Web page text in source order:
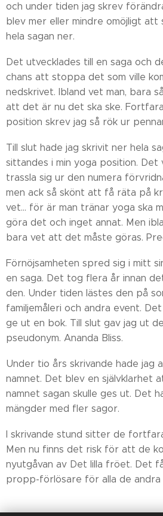
och under tiden jag skrev
blev mer eller mindre omöjligt att
hela sagan ner.
Det utvecklades till en saga och
chans att stoppa det som ville
nedskrivet. Ibland vet man, bara
att det är nu det ska ske.
position skrev jag så rök ur
Till slut hade jag skrivit ner hela
sittandes i min yoga position.
trassla sig ur den numera
men ack så skönt att få räta på
vet... för är man tränar yoga ska
göra det och inget annat. Men
bara vet att det måste göras.
Förnöjsamheten spred sig i mitt
en saga. Det tog flera år innan
den. Under tiden lästes den på
familjemåleri och andra event.
ge ut en bok. Till slut gav jag ut
pseudonym. Ananda Bliss.
Under tio års skrivande hade jag
namnet. Det blev en självklarhet
namnet sagan skulle ges ut. Det
mängder med fler sagor.
I skrivande stund sitter de
Men nu finns det risk för att de
nyutgåvan av Det lilla fröet. Det
propp-förlösare för alla de andra